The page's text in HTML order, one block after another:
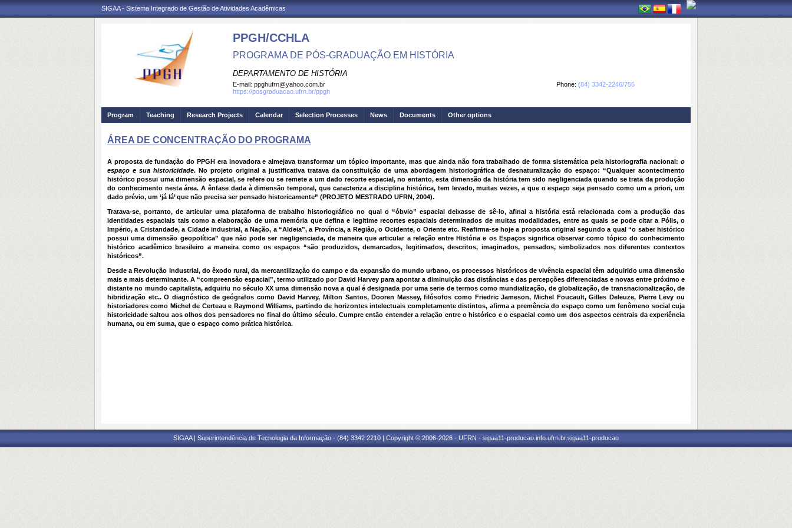
SIGAA - Sistema Integrado de Gestão de Atividades Acadêmicas
PPGH/CCHLA
PROGRAMA DE PÓS-GRADUAÇÃO EM HISTÓRIA
DEPARTAMENTO DE HISTÓRIA
Phone: (84) 3342-2246/755
E-mail: ppghufrn@yahoo.com.br
https://posgraduacao.ufrn.br/ppgh
Program Teaching Research Projects Calendar Selection Processes News Documents Other options
ÁREA DE CONCENTRAÇÃO DO PROGRAMA
A proposta de fundação do PPGH era inovadora e almejava transformar um tópico importante, mas que ainda não fora trabalhado de forma sistemática pela historiografia nacional: o
espaço e sua historicidade. No projeto original a justificativa tratava da constituição de uma abordagem historiográfica de desnaturalização do espaço: “Qualquer acontecimento
histórico possui uma dimensão espacial, se refere ou se remete a um dado recorte espacial, no entanto, esta dimensão da história tem sido negligenciada quando se trata da produção
do conhecimento nesta área. A ênfase dada à dimensão temporal, que caracteriza a disciplina histórica, tem levado, muitas vezes, a que o espaço seja pensado como um a priori, um
dado prévio, um ‘já lá’ que não precisa ser pensado historicamente” (PROJETO MESTRADO UFRN, 2004).
Tratava-se, portanto, de articular uma plataforma de trabalho historiográfico no qual o “óbvio” espacial deixasse de sê-lo, afinal a história está relacionada com a produção das
identidades espaciais tais como a elaboração de uma memória que defina e legitime recortes espaciais determinados de muitas modalidades, entre as quais se pode citar a Pólis, o
Império, a Cristandade, a Cidade industrial, a Nação, a “Aldeia”, a Província, a Região, o Ocidente, o Oriente etc. Reafirma-se hoje a proposta original segundo a qual “o saber histórico
possui uma dimensão geopolítica” que não pode ser negligenciada, de maneira que articular a relação entre História e os Espaços significa observar como tópico do conhecimento
histórico acadêmico brasileiro a maneira como os espaços “são produzidos, demarcados, legitimados, descritos, imaginados, pensados, simbolizados nos diferentes contextos
históricos”.
Desde a Revolução Industrial, do êxodo rural, da mercantilização do campo e da expansão do mundo urbano, os processos históricos de vivência espacial têm adquirido uma dimensão
mais e mais determinante. A “compreensão espacial”, termo utilizado por David Harvey para apontar a diminuição das distâncias e das percepções diferenciadas e novas entre próximo e
distante no mundo capitalista, adquiriu no século XX uma dimensão nova a qual é designada por uma serie de termos como mundialização, de globalização, de transnacionalização, de
hibridização etc.. O diagnóstico de geógrafos como David Harvey, Milton Santos, Dooren Massey, filósofos como Friedric Jameson, Michel Foucault, Gilles Deleuze, Pierre Levy ou
historiadores como Michel de Certeau e Raymond Williams, partindo de horizontes intelectuais completamente distintos, afirma a premência do espaço como um fenômeno social cuja
historicidade saltou aos olhos dos pensadores no final do último século. Cumpre então entender a relação entre o histórico e o espacial como um dos aspectos centrais da experiência
humana, ou em suma, que o espaço como prática histórica.
SIGAA | Superintendência de Tecnologia da Informação - (84) 3342 2210 | Copyright © 2006-2026 - UFRN - sigaa11-producao.info.ufrn.br.sigaa11-producao